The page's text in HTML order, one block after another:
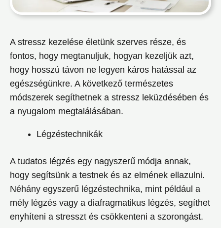
A stressz kezelése életünk szerves része, és
fontos, hogy megtanuljuk, hogyan kezeljük azt,
hogy hosszú távon ne legyen káros hatással az
egészségünkre. A következő természetes
módszerek segíthetnek a stressz leküzdésében és
a nyugalom megtalálásában.
Légzéstechnikák
A tudatos légzés egy nagyszerű módja annak,
hogy segítsünk a testnek és az elmének ellazulni.
Néhány egyszerű légzéstechnika, mint például a
mély légzés vagy a diafragmatikus légzés, segíthet
enyhíteni a stresszt és csökkenteni a szorongást.